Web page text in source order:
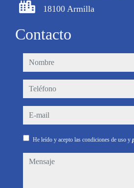
18100 Armilla
Contacto
nombre
teléfono
e-mail
He leído y acepto las condiciones de uso y
mensaje